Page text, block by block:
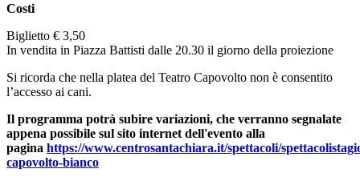
Costi
Biglietto € 3,50
In vendita in Piazza Battisti dalle 20.30 il giorno della proiezione
Si ricorda che nella platea del Teatro Capovolto non è consentito
l’accesso ai cani.
Il programma potrà subire variazioni, che verranno segnalate
appena possibile sul sito internet dell'evento alla
pagina https://www.centrosantachiara.it/spettacoli/
capovolto-bianco